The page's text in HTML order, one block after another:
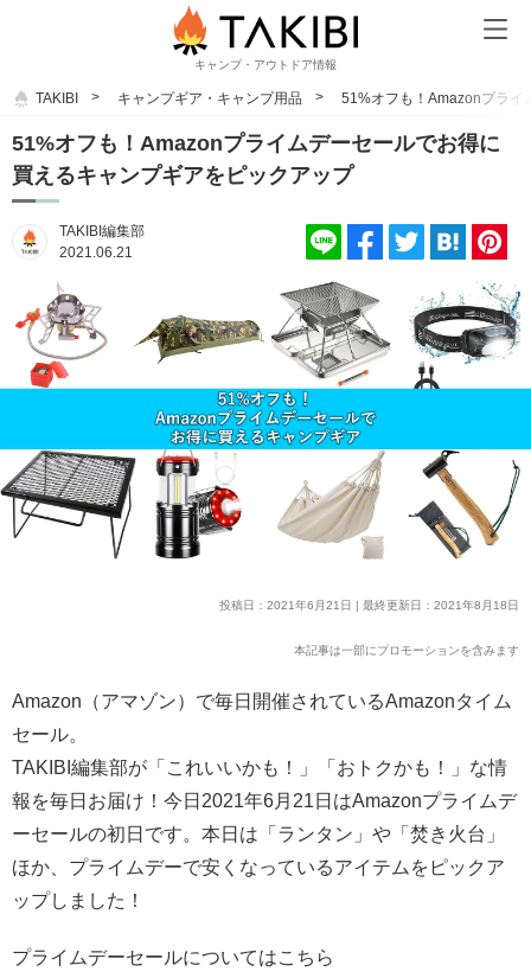
キャンプ・アウトドア情報
TAKIBI キャンプギア・キャンプ用品 51%オフも！Amazonプライ
51%オフも！Amazonプライムデーセールでお得に
買えるキャンプギアをピックアップ
TAKIBI編集部
2021.06.21
投稿日：2021年6月21日 | 最終更新日：2021年8月18日
本記事は一部にプロモーションを含みます
Amazon（アマゾン）で毎日開催されているAmazonタイム
セール。
TAKIBI編集部が「これいいかも！」「おトクかも！」な情
報を毎日お届け！今日2021年6月21日はAmazonプライムデ
ーセールの初日です。本日は「ランタン」や「焚き火台」
ほか、プライムデーで安くなっているアイテムをピックア
ップしました！
プライムデーセールについてはこちら